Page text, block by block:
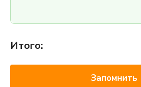
Итого:
Запомнить